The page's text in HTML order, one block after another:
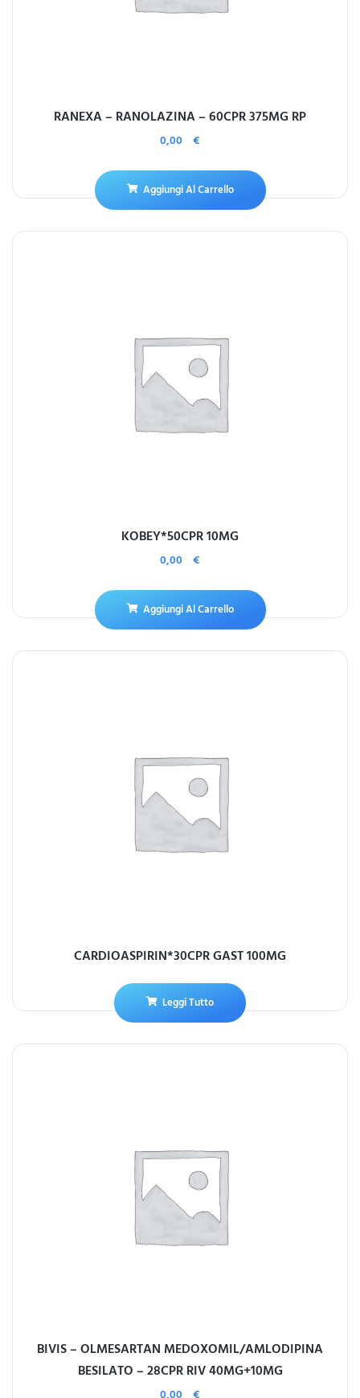
RANEXA – RANOLAZINA – 60CPR 375MG RP
0,00 €
Aggiungi Al Carrello
KOBEY*50CPR 10MG
0,00 €
Aggiungi Al Carrello
CARDIOASPIRIN*30CPR GAST 100MG
Leggi Tutto
BIVIS – OLMESARTAN MEDOXOMIL/AMLODIPINA
BESILATO – 28CPR RIV 40MG+10MG
0,00 €